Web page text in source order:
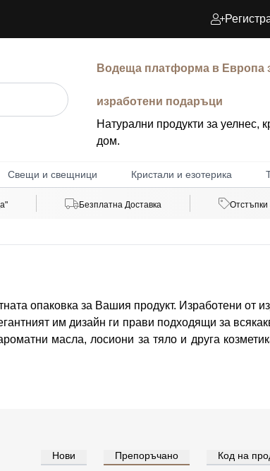
Водеща платформа в Европа
изработени подаръци
Натурални продукти за уелнес,
дом.
Свещи и свещници Кристали и езотерика
Безплатна Доставка
опаковка за Вашия продукт. Изработени от
им дизайн ги прави подходящи за
масла, лосиони за тяло и друга
Нови Препоръчано Код на
Влезте за цени на едро Влезте